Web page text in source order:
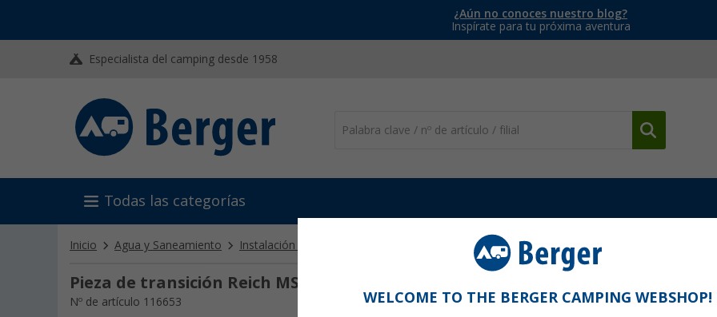
¿Aún no conoces nuestro blog?
Inspírate para tu próxima aventura
Especialista del camping desde 1958
Todas las categorías
Inicio Agua y Saneamiento Instalación hidráulica Repuestos y accesorios Pieza de transición Reich MS 1/2" 1/4"
Pieza de transición Reich MS 1/2" 1/4"
Nº de artículo 116653 WELCOME TO THE BERGER CAMPING WEBSHOP!